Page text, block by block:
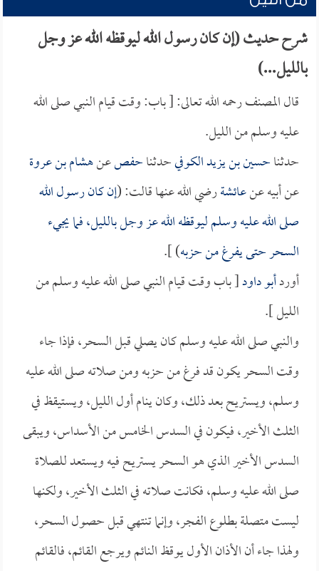
شرح حديث (إن كان رسول الله ليوقظه الله عز وجل
بالليل...)
قال المصنف رحمه الله تعالى: [ باب: وقت قيام النبي صلى الله
عليه وسلم من الليل.
حدثناحسين بن يزيد الكوفيحدثناحفصعنهشام بن عروة
عن أبيه عنعائشةرضي الله عنها قالت: (إن كان رسول الله
صلى الله عليه وسلم ليوقظه الله عز وجل بالليل، فما يجيء
السحر حتى يفرغ من حزبه) ].
أوردأبو داود[ باب وقت قيام النبي صلى الله عليه وسلم من
الليل ].
والنبي صلى الله عليه وسلم كان يصلي قبل السحر، فإذا جاء
وقت السحر يكون قد فرغ من حزبه ومن صلاته صلى الله عليه
وسلم، ويستريح بعد ذلك، وكان ينام أول الليل، ويستيقظ في
الثلث الأخير، فيكون في السدس الخامس من الأسداس، ويبقى
السدس الأخير الذي هو السحر يستريح فيه ويستعد للصلاة
صلى الله عليه وسلم، فكانت صلاته في الثلث الأخير، ولكنها
ليست متصلة بطلوع الفجر، وإنما تنتهي قبل حصول السحر،
ولهذا جاء أن الأذان الأول يوقظ النائم ويرجع القائم، فالقائم